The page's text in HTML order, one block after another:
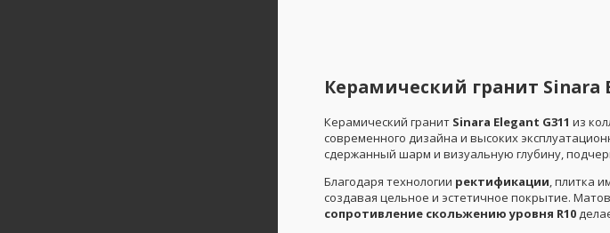
Керамический гранит Sinara
Керамический гранит Sinara Elegant G311 из
современного дизайна и высоких
сдержанный шарм и визуальную глубину,
Благодаря технологии ректификации , плитка
создавая цельное и эстетичное покрытие.
сопротивление скольжению уровня R10